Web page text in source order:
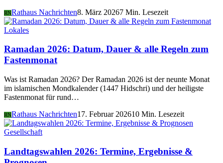
RNRathaus Nachrichten8. März 20267 Min. Lesezeit
Lokales
Ramadan 2026: Datum, Dauer & alle Regeln zum
Fastenmonat
Was ist Ramadan 2026? Der Ramadan 2026 ist der neunte Monat
im islamischen Mondkalender (1447 Hidschri) und der heiligste
Fastenmonat für rund…
RNRathaus Nachrichten17. Februar 202610 Min. Lesezeit
Gesellschaft
Landtagswahlen 2026: Termine, Ergebnisse &